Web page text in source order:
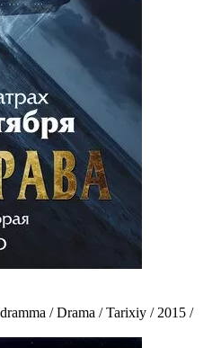
/ Drama / Tarixiy / 2015 /